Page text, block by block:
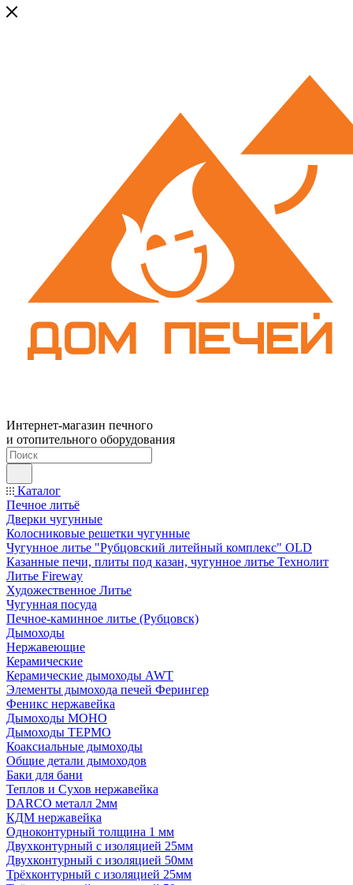
Интернет-магазин печного
и отопительного оборудования
Каталог
Печное литьё
Дверки чугунные
Колосниковые решетки чугунные
Чугунное литье "Рубцовский литейный комплекс" OLD
Казанные печи, плиты под казан, чугунное литье Технолит
Литье Fireway
Художественное Литье
Чугунная посуда
Печное-каминное литье (Рубцовск)
Дымоходы
Нержавеющие
Керамические
Керамические дымоходы AWT
Элементы дымохода печей Ферингер
Феникс нержавейка
Дымоходы МОНО
Дымоходы ТЕРМО
Коаксиальные дымоходы
Общие детали дымоходов
Баки для бани
Теплов и Сухов нержавейка
DARCO металл 2мм
КДМ нержавейка
Одноконтурный толщина 1 мм
Двухконтурный с изоляцией 25мм
Двухконтурный с изоляцией 50мм
Трёхконтурный с изоляцией 25мм